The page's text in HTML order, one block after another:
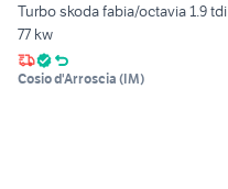
Turbo skoda fabia/octavia 1.9 tdi
77 kw
Cosio d'Arroscia (IM)